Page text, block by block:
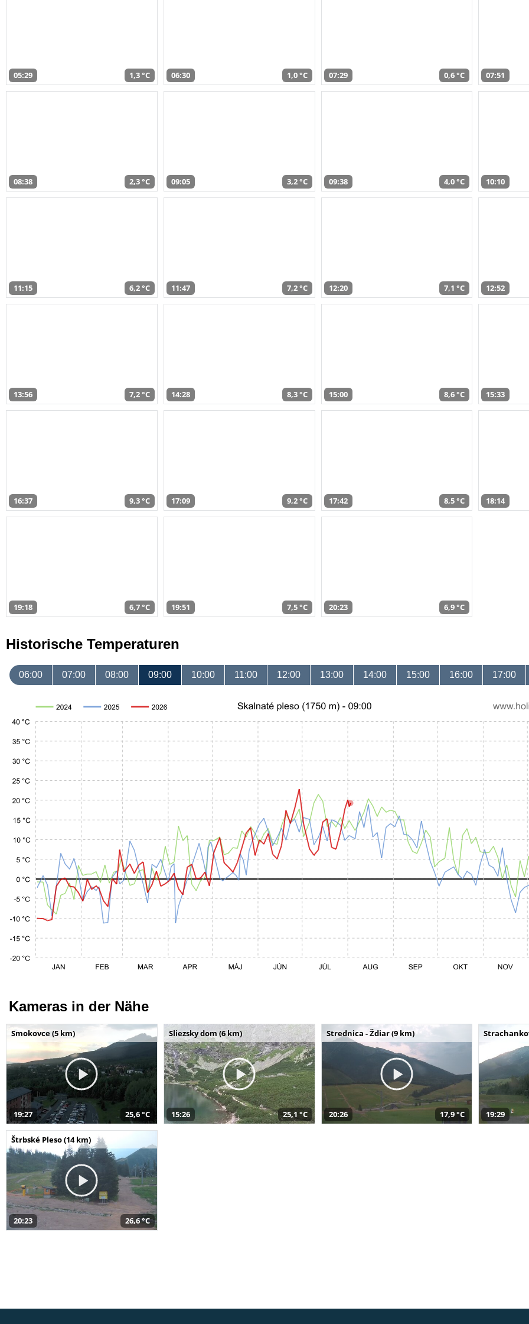
05:29 1,3 °C 06:30 1,0 °C 07:29 0,6 °C 07:51
08:38 2,3 °C 09:05 3,2 °C 09:38 4,0 °C 10:10
11:15 6,2 °C 11:47 7,2 °C 12:20 7,1 °C 12:52
13:56 7,2 °C 14:28 8,3 °C 15:00 8,6 °C 15:33
16:37 9,3 °C 17:09 9,2 °C 17:42 8,5 °C 18:14
19:18 6,7 °C 19:51 7,5 °C 20:23 6,9 °C
Historische Temperaturen
06:00 07:00 08:00 09:00 10:00 11:00 12:00 13:00 14:00 15:00 16:00 17:00
Kameras in der Nähe
Smokovce (5 km)
19:27 25,6 °C
Sliezsky dom (6 km)
15:26 25,1 °C
Strednica - Ždiar (9 km)
20:26 17,9 °C 19:29
Štrbské Pleso (14 km)
20:23 26,6 °C